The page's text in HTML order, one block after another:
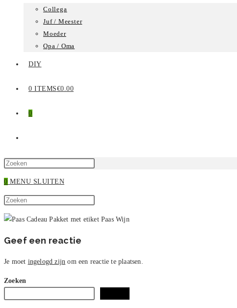
Collega
Juf / Meester
Moeder
Opa / Oma
DIY
0 ITEMS€0.00
0
ZOEKEN
zoekpaneel
0 MENU SLUITEN
Zoek
op
site
zoekpaneel
sluiten.
Geef een reactie
Je moet ingelogd zijn om een reactie te plaatsen.
Zoeken